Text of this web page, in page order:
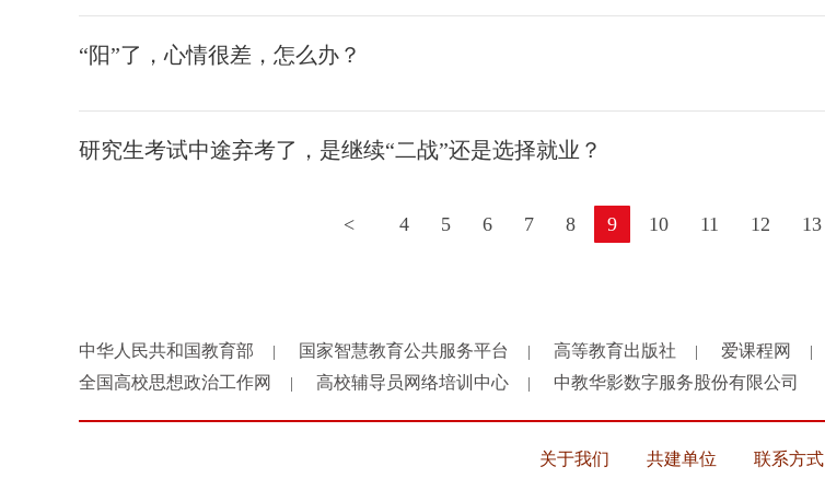
“阳”了，心情很差，怎么办？
研究生考试中途弃考了，是继续“二战”还是选择就业？
< 4 5 6 7 8 9 10 11 12 13
中华人民共和国教育部 国家智慧教育公共服务平台 高等教育出版社 爱课程网
全国高校思想政治工作网 高校辅导员网络培训中心 中教华影数字服务股份有限公司
关于我们 共建单位 联系方式